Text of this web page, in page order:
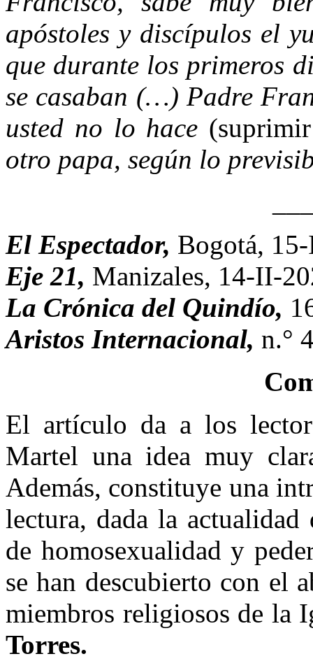
apóstoles y discípulos el
que durante los primeros
se casaban (…) Padre
usted no lo hace
otro papa, según lo
El Espectador, Bogotá,
Eje 21, Manizales, 14-II-
La Crónica del Quindío,
Aristos Internacional, n.°
El artículo da a los
Martel una idea muy
Además, constituye una
lectura, dada la
de homosexualidad y
se han descubierto con el
miembros religiosos de la
Torres.